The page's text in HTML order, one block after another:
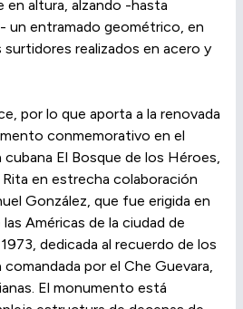
altura, alzando -hasta
un entramado geométrico, en
surtidores realizados en acero y
por lo que aporta a la renovada
conmemorativo en el
El Bosque de los Héroes,
Rita en estrecha colaboración
González, que fue erigida en
Américas de la ciudad de
dedicada al recuerdo de los
por el Che Guevara,
El monumento está